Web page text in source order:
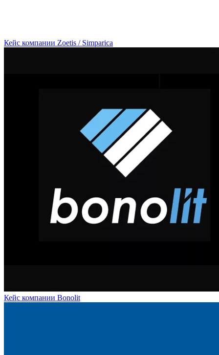
Кейс компании Zoetis / Simparica
Кейс компании Bonolit